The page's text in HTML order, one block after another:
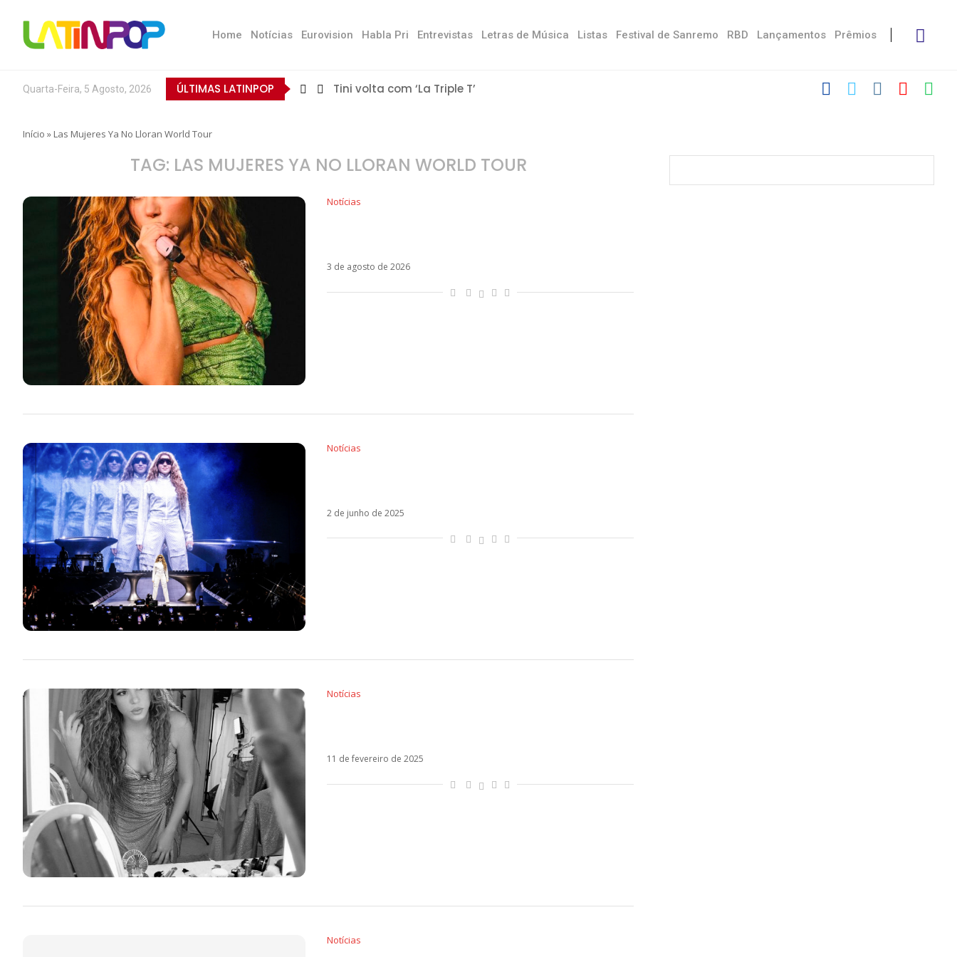
Home Notícias Eurovision Habla Pri Entrevistas Letras de Música Listas Festival de Sanremo RBD Lançamentos Prêmios
Quarta-Feira, 5 Agosto, 2026 ÚLTIMAS LATINPOP Tini volta com ‘La Triple T’
Início » Las Mujeres Ya No Lloran World Tour
TAG: LAS MUJERES YA NO LLORAN WORLD TOUR
Notícias
3 de agosto de 2026
Notícias
2 de junho de 2025
Notícias
11 de fevereiro de 2025
Notícias